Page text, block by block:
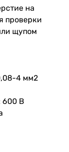
на
проверки
щупом
4 мм2
600 В